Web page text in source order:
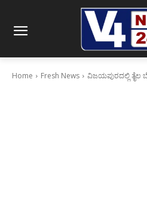
Home Fresh News ವಿಜಯಪುರದಲ್ಲಿ ತೈಲ